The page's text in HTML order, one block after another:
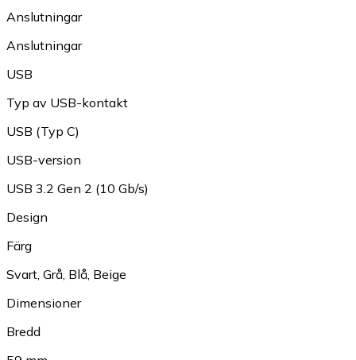
Anslutningar
Anslutningar
USB
Typ av USB-kontakt
USB (Typ C)
USB-version
USB 3.2 Gen 2 (10 Gb/s)
Design
Färg
Svart Grå Blå Beige
Dimensioner
Bredd